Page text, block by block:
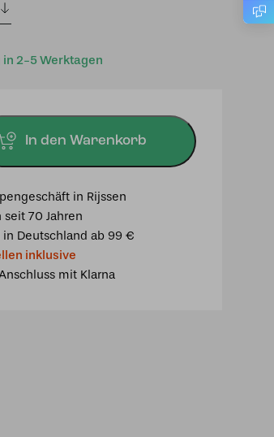
in 2-5 Werktagen
In den Warenkorb
in Rijssen
seit 70 Jahren
in Deutschland ab 99 €
inklusive
mit Klarna